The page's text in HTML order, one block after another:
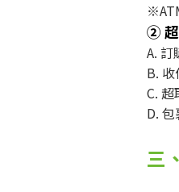
② 超
A. 訂
B.
C.
D.
三